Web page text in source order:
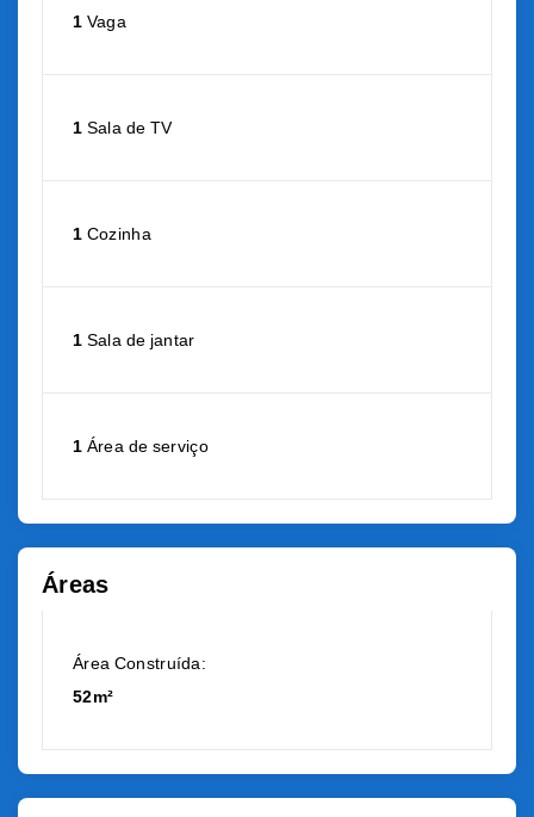
1 Vaga
1 Sala de TV
1 Cozinha
1 Sala de jantar
1 Área de serviço
Áreas
Área Construída:
52m²